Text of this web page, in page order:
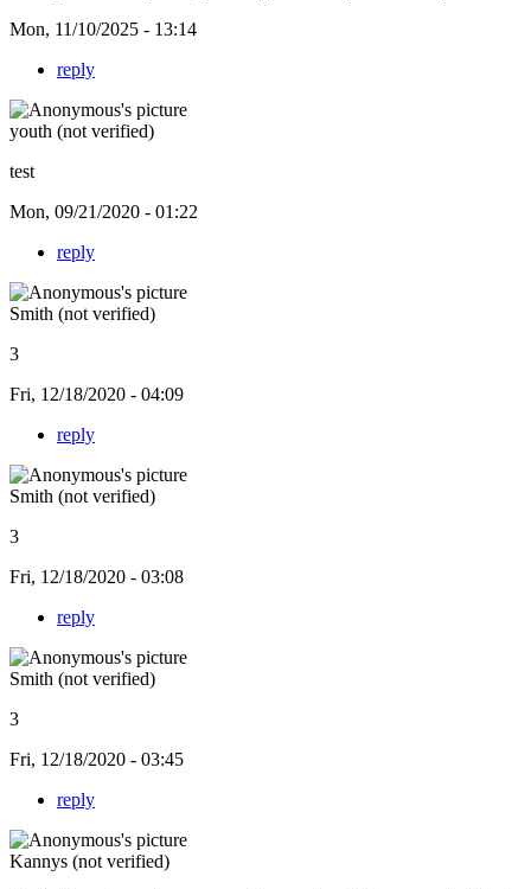
Mon, 11/10/2025 - 13:14
reply
youth (not verified)
test
Mon, 09/21/2020 - 01:22
reply
Smith (not verified)
3
Fri, 12/18/2020 - 04:09
reply
Smith (not verified)
3
Fri, 12/18/2020 - 03:08
reply
Smith (not verified)
3
Fri, 12/18/2020 - 03:45
reply
Kannys (not verified)